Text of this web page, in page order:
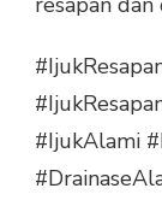
#IjukAlami